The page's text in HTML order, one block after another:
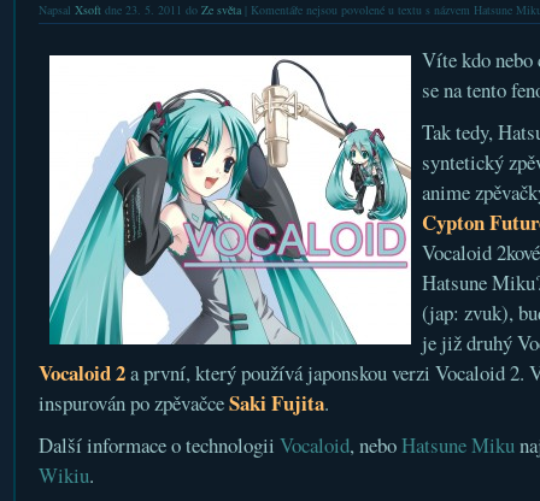
Napsal Xsoftdne 23. 5. 2011 do Ze světa| Komentáře nejsou povolenéu textu s názvem Hatsune
Víte kdo
se na tento
Tak tedy,
syntetický
anime
Cypton
Vocaloid
Hatsune
(jap: zvuk),
je již druhý
Vocaloid 2a první, který používá japonskou verzi Vocaloid 2.
inspurován po zpěvačceSaki Fujita.
Další informace o technologii Vocaloid, neboHatsune Miku
Wikiu.